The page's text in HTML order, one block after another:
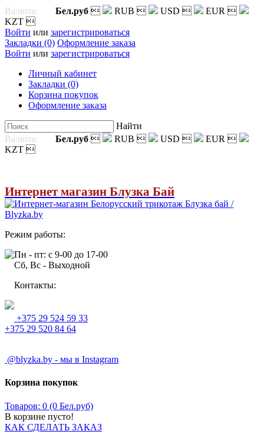
Валюта: Бел.руб  RUB  USD  EUR 
KZT 
Войти или зарегистрироваться
Закладки (0) Оформление заказа
Войти или зарегистрироваться
Личный кабинет
Закладки (0)
Корзина покупок
Оформление заказа
Найти
Валюта:
Бел.руб  RUB  USD  EUR 
KZT 
Интернет магазин Блузка Бай
Режим работы:
Пн - пт: с 9-00 до 17-00
Сб, Вс - Выходной
Контакты:
+375 29 524 59 33
+375 29 520 84 64
@blyzka.by - мы в Instagram
Корзина покупок
Товаров: 0 (0 Бел.руб)
В корзине пусто!
КАК СДЕЛАТЬ ЗАКАЗ